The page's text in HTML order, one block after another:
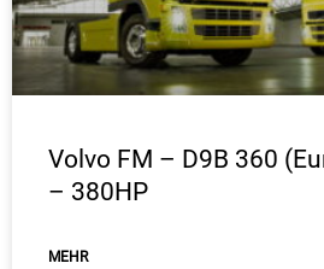
Volvo FM – D9B 360
– 380HP
ΜEHR